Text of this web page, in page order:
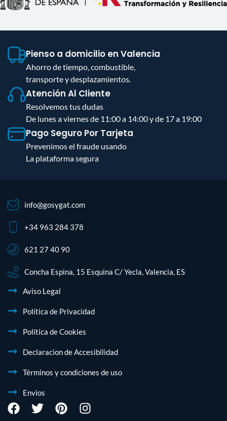
Pienso a domicilio en Valencia
Ahorro de tiempo, combustible,
transporte y desplazamientos.
Atención Al Cliente
Resolvemos tus dudas
De lunes a viernes de 11:00 a 14:00 y de 17 a 19:00
Pago Seguro Por Tarjeta
Prevenimos el fraude usando
La plataforma segura
info@gosygat.com
+34 963 284 378
621 27 40 90
Concha Espina, 15 Esquina C/ Yecla, Valencia, ES
Aviso Legal
Política de Privacidad
Política de Cookies
Declaracion de Accesibilidad
Términos y condiciones de uso
Envios